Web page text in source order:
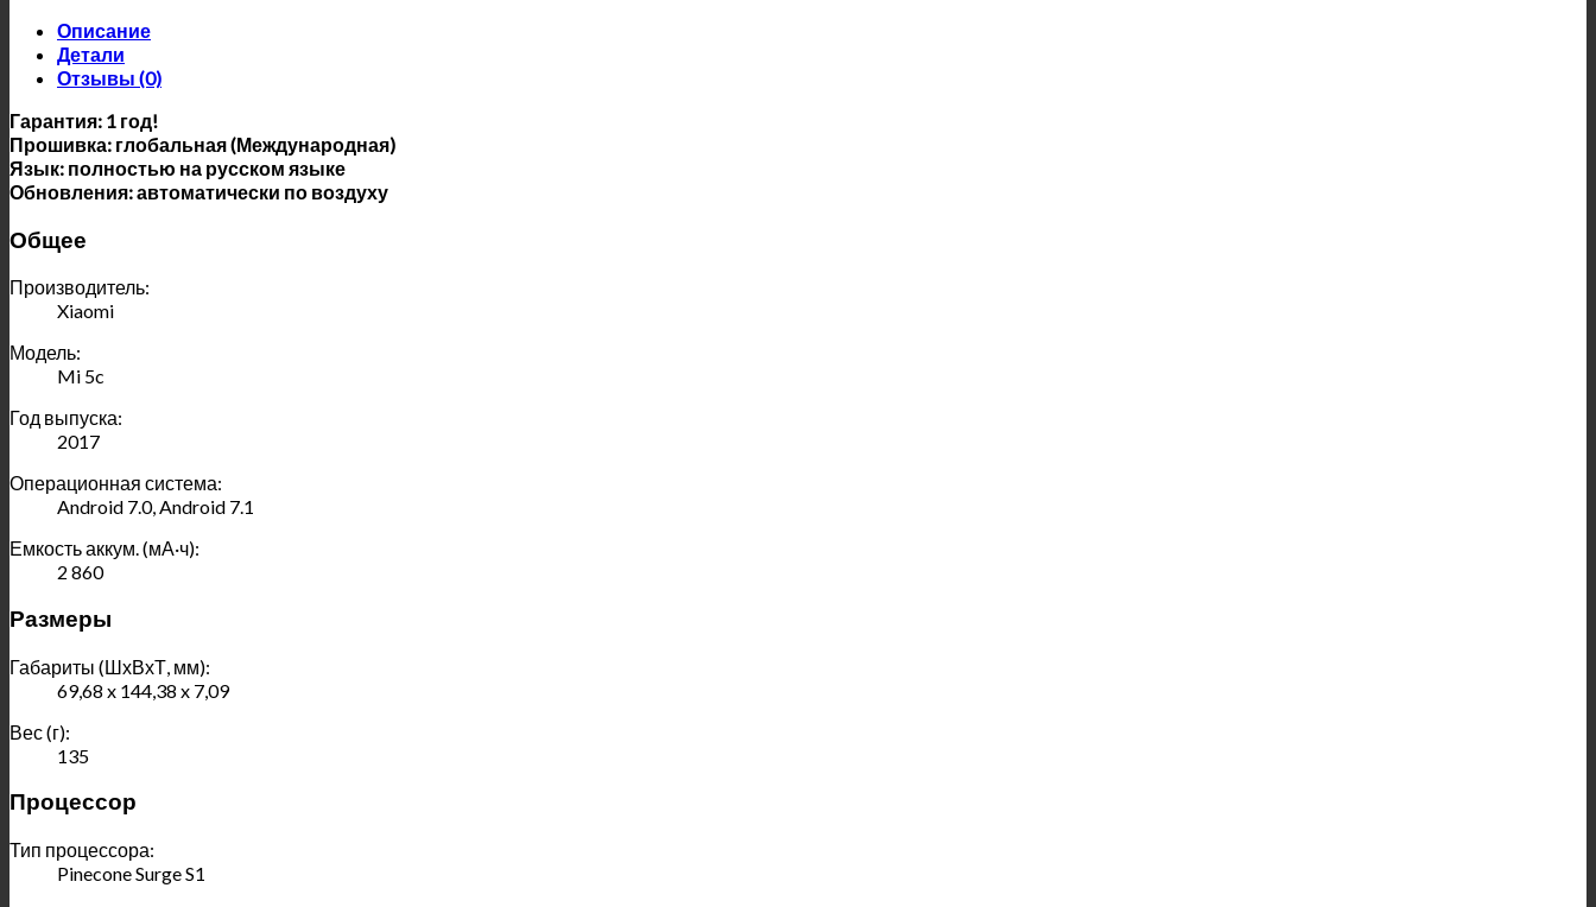
Описание
Детали
Отзывы (0)
Гарантия: 1 год!
Прошивка: глобальная (Международная)
Язык: полностью на русском языке
Обновления: автоматически по воздуху
Общее
Производитель:
Xiaomi
Модель:
Mi 5c
Год выпуска:
2017
Операционная система:
Android 7.0, Android 7.1
Емкость аккум. (мА·ч):
2 860
Размеры
Габариты (ШхВхТ, мм):
69,68 x 144,38 x 7,09
Вес (г):
135
Процессор
Тип процессора:
Pinecone Surge S1